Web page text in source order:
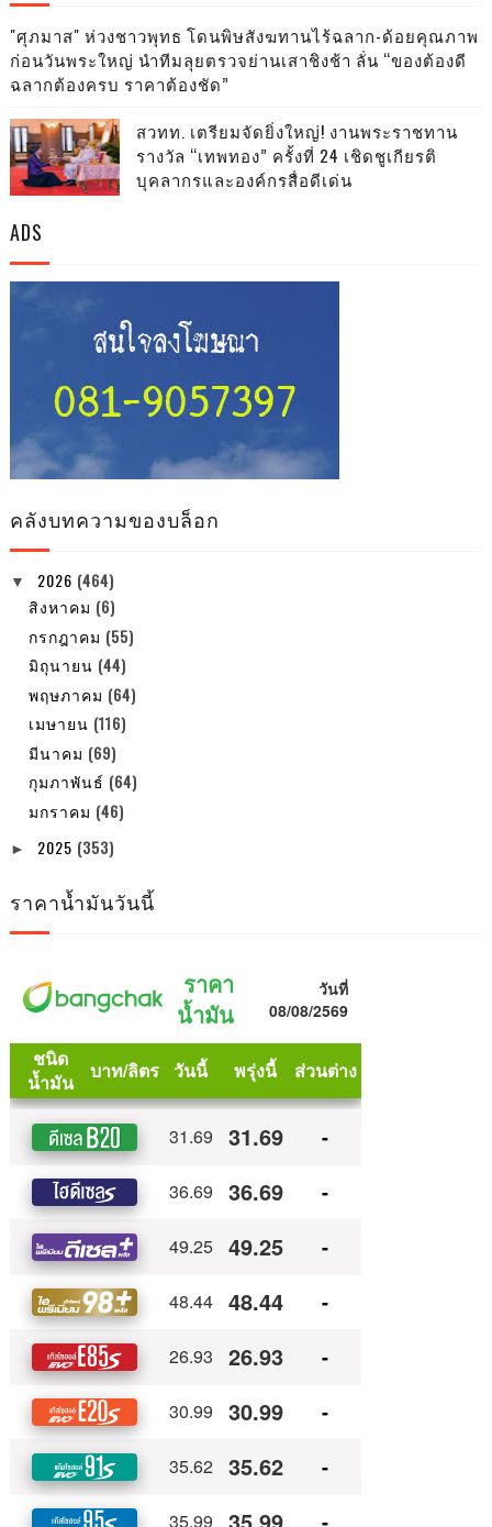
"ศุภมาส" ห่วงชาวพุทธ โดนพิษสังฆทานไร้ฉลาก-ด้อยคุณภาพ
ก่อนวันพระใหญ่ นำทีมลุยตรวจย่านเสาชิงช้า ลั่น “ของต้องดี
ฉลากต้องครบ ราคาต้องชัด”
สวทท. เตรียมจัดยิ่งใหญ่! งานพระราชทาน
รางวัล “เทพทอง” ครั้งที่ 24 เชิดชูเกียรติ
บุคลากรและองค์กรสื่อดีเด่น
ADS
คลังบทความของบล็อก
▼ 2026 (464)
สิงหาคม (6)
กรกฎาคม (55)
มิถุนายน (44)
พฤษภาคม (64)
เมษายน (116)
มีนาคม (69)
กุมภาพันธ์ (64)
มกราคม (46)
► 2025 (353)
ราคาน้ำมันวันนี้